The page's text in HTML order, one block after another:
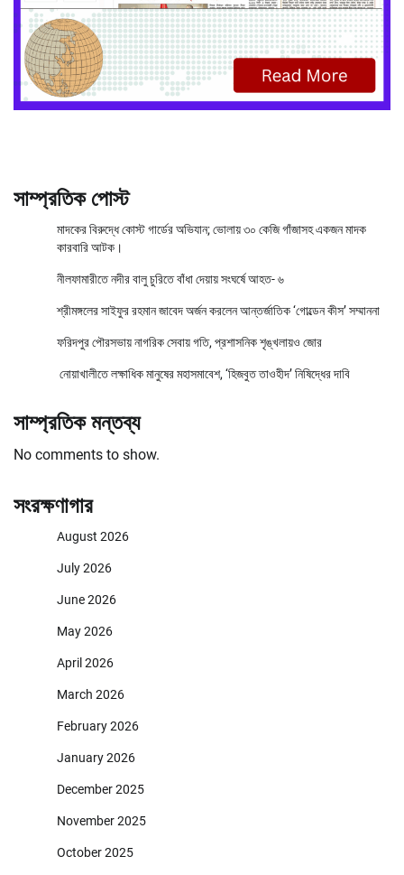
সাম্প্রতিক পোস্ট
মাদকের বিরুদ্ধে কোস্ট গার্ডের অভিযান; ভোলায় ৩০ কেজি গাঁজাসহ একজন মাদক
কারবারি আটক।
নীলফামারীতে নদীর বালু চুরিতে বাঁধা দেয়ায় সংঘর্ষে আহত- ৬
শ্রীমঙ্গলের সাইফুর রহমান জাবেদ অর্জন করলেন আন্তর্জাতিক ‘গোল্ডেন কীস’ সম্মাননা
ফরিদপুর পৌরসভায় নাগরিক সেবায় গতি, প্রশাসনিক শৃঙ্খলায়ও জোর
নোয়াখালীতে লক্ষাধিক মানুষের মহাসমাবেশ, ‘হিজবুত তাওহীদ’ নিষিদ্ধের দাবি
সাম্প্রতিক মন্তব্য
No comments to show.
সংরক্ষণাগার
August 2026
July 2026
June 2026
May 2026
April 2026
March 2026
February 2026
January 2026
December 2025
November 2025
October 2025